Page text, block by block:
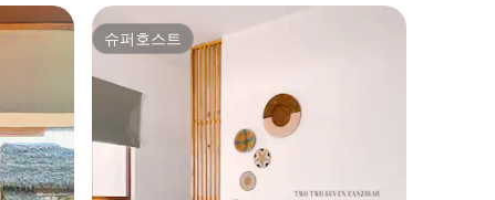
슈퍼호스트
슈퍼호스트